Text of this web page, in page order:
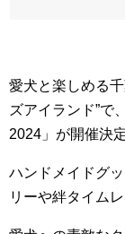
愛犬と楽しめる
ズアイランド”で
2024」が開催決定
ハンドメイドグ
リーや絆タイム